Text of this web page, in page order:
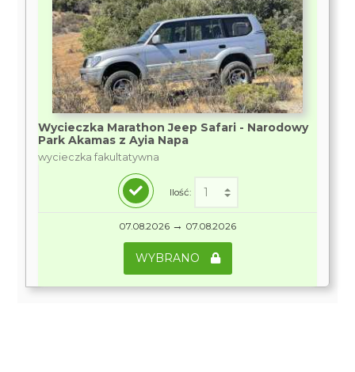
Wycieczka Marathon Jeep Safari - Narodowy
Park Akamas z Ayia Napa
wycieczka fakultatywna
Ilość:
07.08.2026 → 07.08.2026
WYBRANO